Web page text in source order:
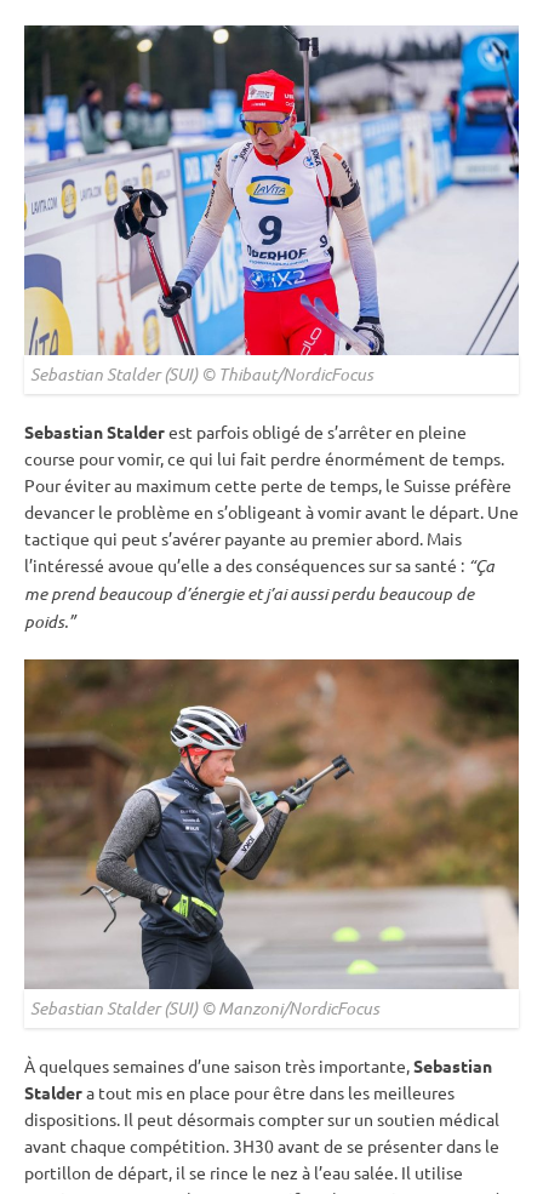
Sebastian Stalder (SUI) © Thibaut/NordicFocus
Sebastian Stalderest parfois obligé de s’arrêter en pleine
course pour vomir, ce qui lui fait perdre énormément de temps.
Pour éviter au maximum cette perte de temps, le Suisse préfère
devancer le problème en s’obligeant à vomir avant le départ. Une
tactique qui peut s’avérer payante au premier abord. Mais
l’intéressé avoue qu’elle a des conséquences sur sa santé : “Ça
me prend beaucoup d’énergie et j’ai aussi perdu beaucoup de
poids.”
Sebastian Stalder (SUI) © Manzoni/NordicFocus
À quelques semaines d’une saison très importante,Sebastian
Staldera tout mis en place pour être dans les meilleures
dispositions. Il peut désormais compter sur un soutien médical
avant chaque compétition. 3H30 avant de se présenter dans le
portillon de départ, il se rince le nez à l’eau salée. Il utilise